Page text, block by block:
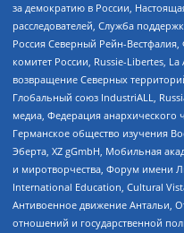
за демократию в России,
расследователей, Служба
Россия Северный Рейн-
комитет России, Russie-Libertes,
возвращение Северных
Глобальный союз IndustriALL,
медиа, Федерация анархического
Германское общество изучения
Эберта, XZ gGmbH, Мобильная
и миротворчества, Форум имени
International Education, Cultural
Антивоенное движение Антальи,
отношений и государственной